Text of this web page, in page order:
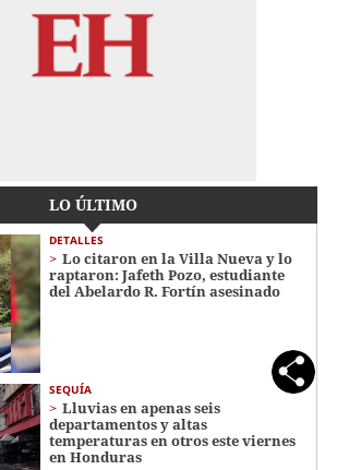
LO ÚLTIMO
DETALLES
Lo citaron en la Villa Nueva y lo
raptaron: Jafeth Pozo, estudiante
del Abelardo R. Fortín asesinado
SEQUÍA
Lluvias en apenas seis
departamentos y altas
temperaturas en otros este viernes
en Honduras